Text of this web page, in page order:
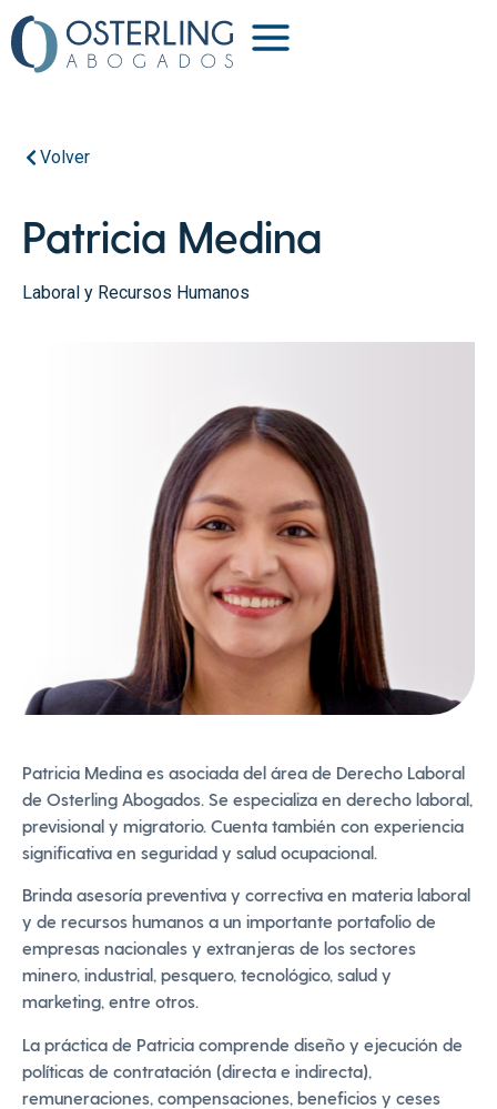
Volver
Patricia Medina
Laboral y Recursos Humanos
Patricia Medina es asociada del área de Derecho Laboral
de Osterling Abogados. Se especializa en derecho laboral,
previsional y migratorio. Cuenta también con experiencia
significativa en seguridad y salud ocupacional.
Brinda asesoría preventiva y correctiva en materia laboral
y de recursos humanos a un importante portafolio de
empresas nacionales y extranjeras de los sectores
minero, industrial, pesquero, tecnológico, salud y
marketing, entre otros.
La práctica de Patricia comprende diseño y ejecución de
políticas de contratación (directa e indirecta),
remuneraciones, compensaciones, beneficios y ceses